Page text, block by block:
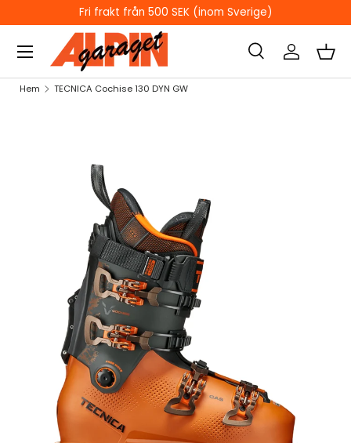
HOPPA TILL INNEHÅLL
(inom Sverige) ÖPPETTIDER I
Sök
Sök
Sök Logga inKorg
Hem TECNICA Cochise 130 DYN GW